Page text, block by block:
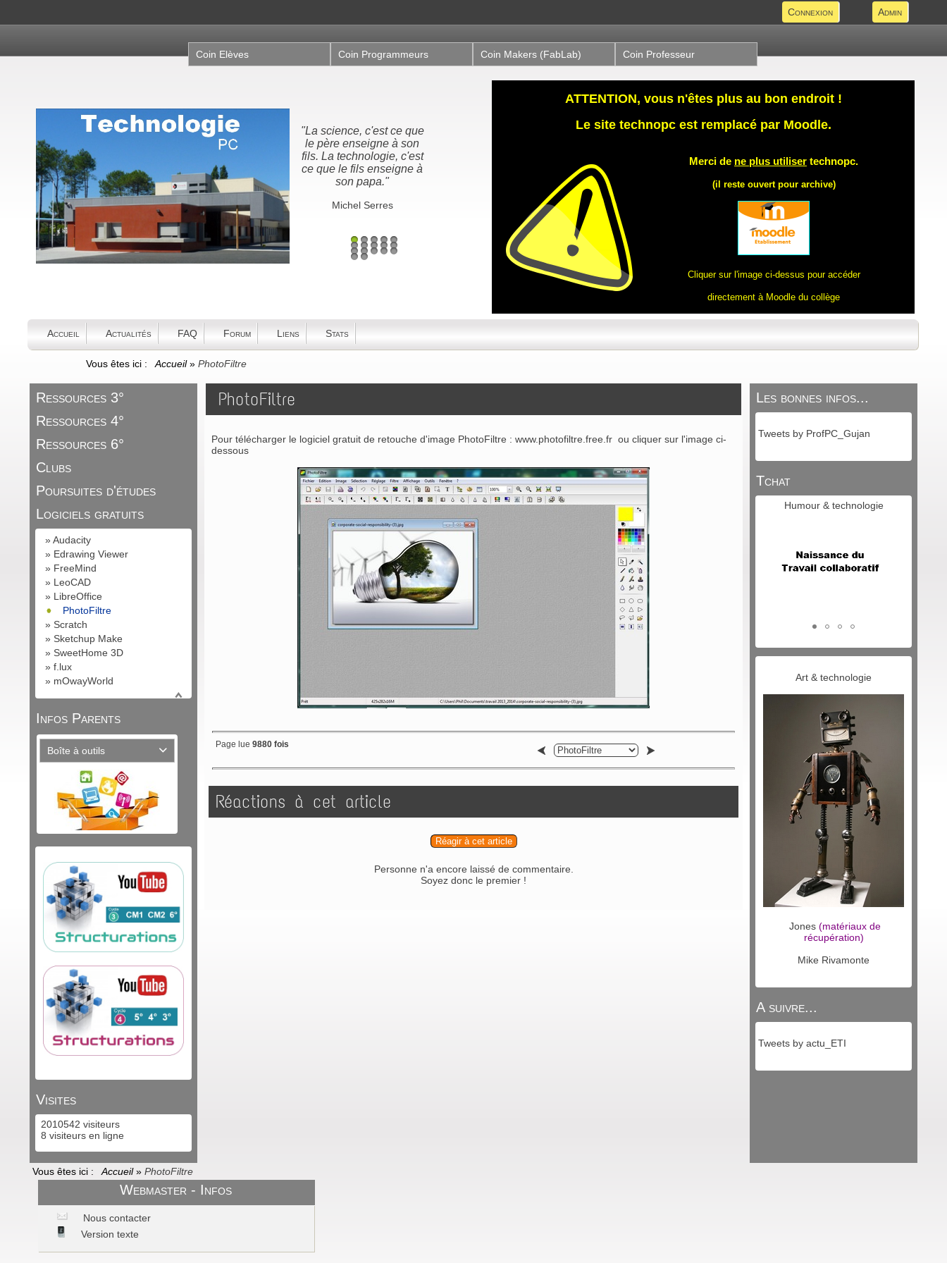
Coin Elèves Coin Programmeurs Coin Makers (FabLab) Coin Professeur
"La science, c'est ce que
le père enseigne à son
fils. La technologie, c'est
ce que le fils enseigne à
Michel Serres
"Nous n'héritons pas de
la terre de nos ancêtres,
nous l'empruntons à nos
enfants"
Antoine de St-Exupéry
1 2 3 4 5
6 7 8 9 10
11 12
ATTENTION, vous n'êtes plus au bon endroit !
Le site technopc est remplacé par Moodle.
Merci de ne plus utiliser technopc.
(il reste ouvert pour archive)
Cliquer sur l'image ci-dessus pour accéder
directement à Moodle du collège
Admin
Accueil
Connexion
Actualités FAQ Forum Liens Stats
Vous êtes ici : Accueil» PhotoFiltre
Ressources 3°
Ressources 4°
Ressources 6°
Clubs
Poursuites d'études
Logiciels gratuits
»Audacity
» Edrawing Viewer
» FreeMind
» LeoCAD
» LibreOffice
PhotoFiltre
» Scratch
» Sketchup Make
» SweetHome 3D
» f.lux
» mOwayWorld
Infos Parents
Boîte à outils 
Visites
2010542 visiteurs
8 visiteurs en ligne
PhotoFiltre
Pour télécharger le logiciel gratuit de retouche d'image PhotoFiltre : www.photofiltre.free.fr ou cliquer sur l'image ci-
dessous
Page lue 9880 fois
Réactions à cet article
Réagir à cet article
Personne n'a encore laissé de commentaire.
Soyez donc le premier !
Les bonnes infos...
Tweets by ProfPC_Gujan
Tchat
Humour & technologie
Art & technologie
Jones (matériaux de
récupération)
Mike Rivamonte
A suivre...
Tweets by actu_ETI
Vous êtes ici : Accueil» PhotoFiltre
Webmaster - Infos
Nous contacter
Version texte